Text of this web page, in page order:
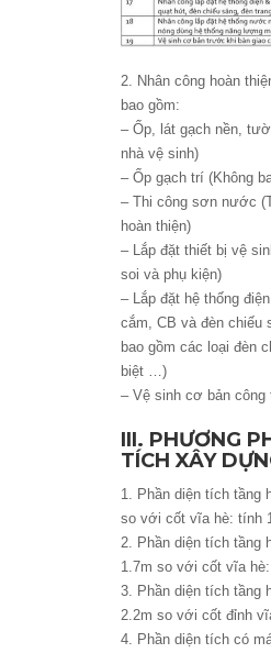
2. Nhân công hoàn
bao gồm:
– Ốp, lát gạch nền,
nhà vệ sinh)
– Ốp gạch trí (Không
– Thi công sơn nước
hoàn thiện)
– Lắp đặt thiết bị vệ
soi và phụ kiện)
– Lắp đặt hệ thống
cắm, CB và đèn chiếu
bao gồm các loại đèn
biệt …)
– Vệ sinh cơ bản
III. PHƯƠNG
TÍCH XÂY
1. Phần diện tích tầng
so với cốt vĩa hè: tính
2. Phần diện tích tầng
1.7m so với cốt vĩa
3. Phần diện tích tầng
2.2m so với cốt đỉnh
4. Phần diện tích có